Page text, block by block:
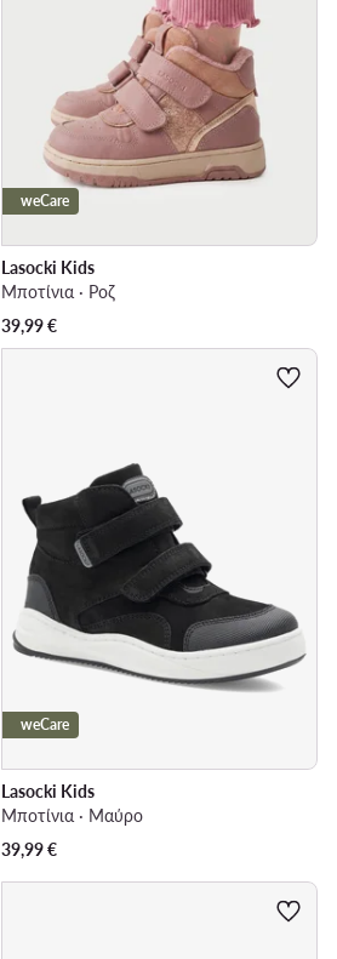
weCare
Lasocki Kids
Μποτίνια · Ροζ
39,99€
weCare
Lasocki Kids
Μποτίνια · Μαύρο
39,99€